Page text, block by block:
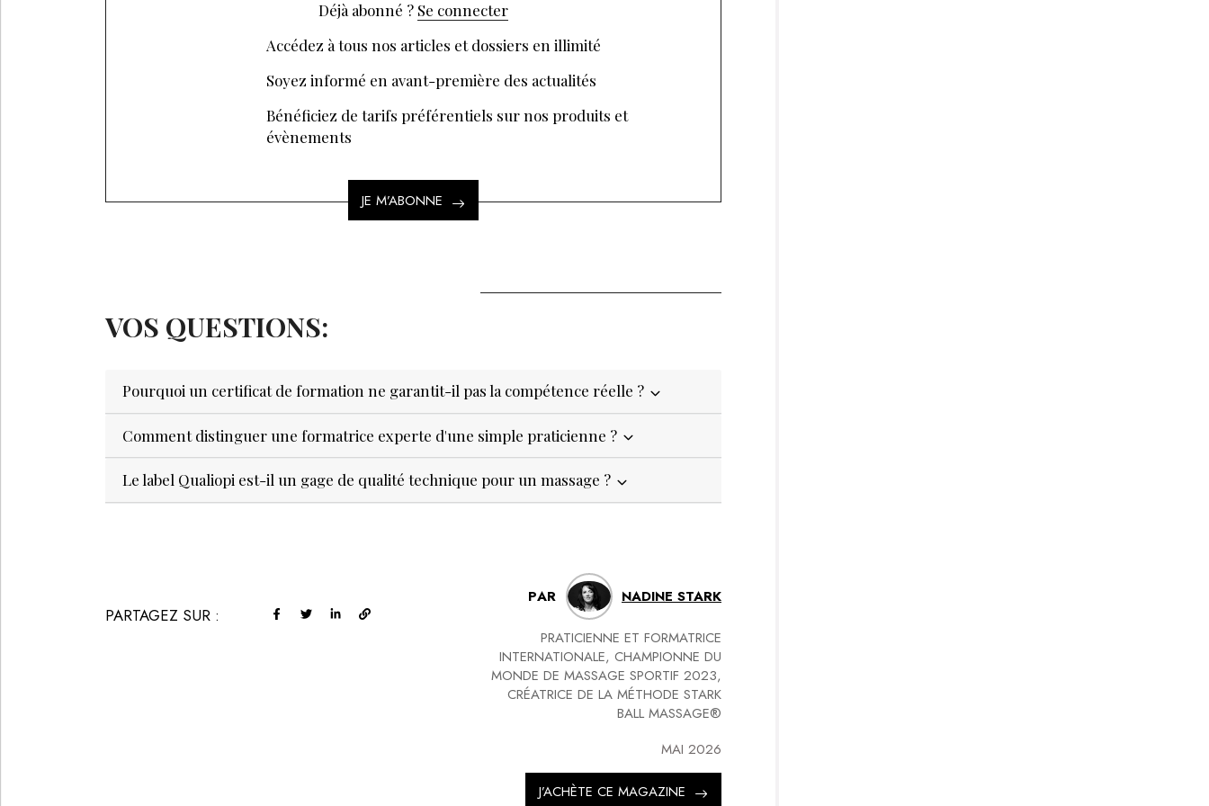
Déjà abonné ? Se connecter
Accédez à tous nos articles et dossiers en illimité
Soyez informé en avant-première des actualités
Bénéficiez de tarifs préférentiels sur nos produits et
évènements
JE M’ABONNE
VOS QUESTIONS:
Pourquoi un certificat de formation ne garantit-il pas la compétence réelle ?
Comment distinguer une formatrice experte d'une simple praticienne ?
Le label Qualiopi est-il un gage de qualité technique pour un massage ?
PARTAGEZ SUR :
PAR NADINE STARK
PRATICIENNE ET FORMATRICE
INTERNATIONALE, CHAMPIONNE DU
MONDE DE MASSAGE SPORTIF 2023,
CRÉATRICE DE LA MÉTHODE STARK
BALL MASSAGE®
MAI 2026
J’ACHÈTE CE MAGAZINE